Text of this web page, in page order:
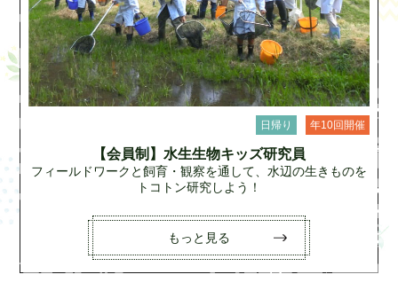
日帰り 年10回開催
【会員制】水生生物キッズ研究員
フィールドワークと飼育・観察を通して、水辺の生きものを
トコトン研究しよう！
もっと見る